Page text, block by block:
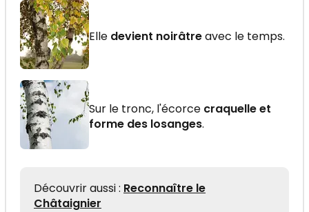
Elle devient noirâtreavec le temps.
Sur le tronc, l'écorce craquelle et
forme des losanges.
Découvrir aussi : Reconnaître le
Châtaignier